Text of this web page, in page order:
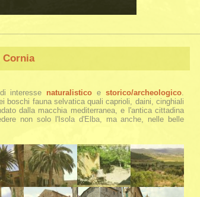
Cornia
interesse naturalistico estorico/archeologico
boschi fauna selvatica quali caprioli, daini, cinghiali
dalla macchia mediterranea, e l'antica cittadina
non solo l'Isola d'Elba, ma anche, nelle belle